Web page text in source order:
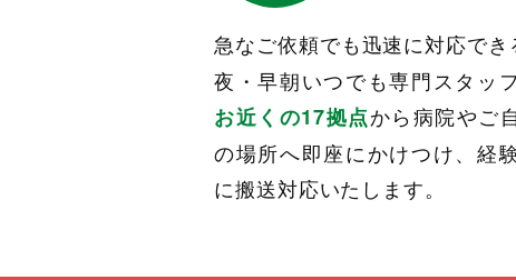
急なご依頼でも迅速に対応でき
夜・早朝いつでも専門スタッ
お近くの17拠点から病院やご
の場所へ即座にかけつけ、経
に搬送対応いたします。